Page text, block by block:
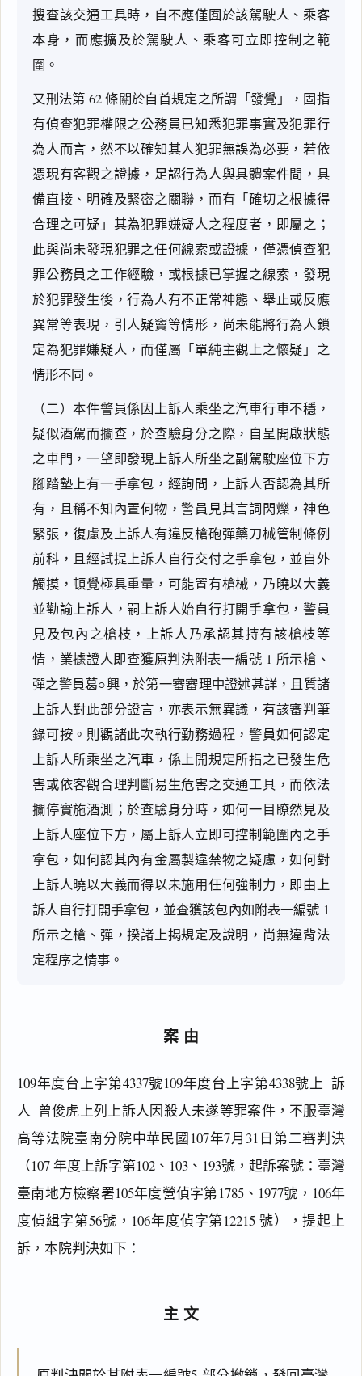
搜查該交通工具時，自不應僅囿於該駕駛人、乘客
本身，而應擴及於駕駛人、乘客可立即控制之範
圍。
又刑法第 62 條關於自首規定之所謂「發覺」，固指
有偵查犯罪權限之公務員已知悉犯罪事實及犯罪行
為人而言，然不以確知其人犯罪無誤為必要，若依
憑現有客觀之證據，足認行為人與具體案件間，具
備直接、明確及緊密之關聯，而有「確切之根據得
合理之可疑」其為犯罪嫌疑人之程度者，即屬之；
此與尚未發現犯罪之任何線索或證據，僅憑偵查犯
罪公務員之工作經驗，或根據已掌握之線索，發現
於犯罪發生後，行為人有不正常神態、舉止或反應
異常等表現，引人疑竇等情形，尚未能將行為人鎖
定為犯罪嫌疑人，而僅屬「單純主觀上之懷疑」之
情形不同。
（二）本件警員係因上訴人乘坐之汽車行車不穩，
疑似酒駕而攔查，於查驗身分之際，自呈開啟狀態
之車門，一望即發現上訴人所坐之副駕駛座位下方
腳踏墊上有一手拿包，經詢問，上訴人否認為其所
有，且稱不知內置何物，警員見其言詞閃爍，神色
緊張，復慮及上訴人有違反槍砲彈藥刀械管制條例
前科，且經試提上訴人自行交付之手拿包，並自外
觸摸，頓覺極具重量，可能置有槍械，乃曉以大義
並勸諭上訴人，嗣上訴人始自行打開手拿包，警員
見及包內之槍枝，上訴人乃承認其持有該槍枝等
情，業據證人即查獲原判決附表一編號 1 所示槍、
彈之警員葛○興，於第一審審理中證述甚詳，且質諸
上訴人對此部分證言，亦表示無異議，有該審判筆
錄可按。則觀諸此次執行勤務過程，警員如何認定
上訴人所乘坐之汽車，係上開規定所指之已發生危
害或依客觀合理判斷易生危害之交通工具，而依法
攔停實施酒測；於查驗身分時，如何一目瞭然見及
上訴人座位下方，屬上訴人立即可控制範圍內之手
拿包，如何認其內有金屬製違禁物之疑慮，如何對
上訴人曉以大義而得以未施用任何強制力，即由上
訴人自行打開手拿包，並查獲該包內如附表一編號 1
所示之槍、彈，揆諸上揭規定及說明，尚無違背法
定程序之情事。
案由
109年度台上字第4337號109年度台上字第4338號上  訴
人  曾俊虎上列上訴人因殺人未遂等罪案件，不服臺灣
高等法院臺南分院中華民國107年7月31日第二審判決
（107 年度上訴字第102、103、193號，起訴案號：臺灣
臺南地方檢察署105年度營偵字第1785、1977號，106年
度偵緝字第56號，106年度偵字第12215 號），提起上
訴，本院判決如下：
主文